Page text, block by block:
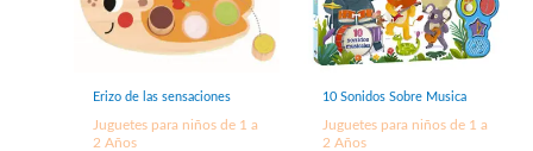
Erizo de las sensaciones
Juguetes para niños de 1 a
2 Años
10 Sonidos Sobre Musica
Juguetes para niños de 1 a
2 Años